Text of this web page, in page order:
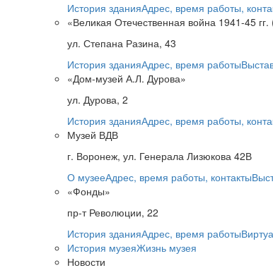
История зданияАдрес, время работы,
«Великая Отечественная война 1941-45
ул. Степана Разина, 43
История зданияАдрес, время работы
«Дом-музей А.Л. Дурова»
ул. Дурова, 2
История зданияАдрес, время работы,
Музей ВДВ
г. Воронеж, ул. Генерала Лизюкова 42В
О музееАдрес, время работы, контакты
«Фонды»
пр-т Революции, 22
История зданияАдрес, время работы
История музеяЖизнь музея
Новости